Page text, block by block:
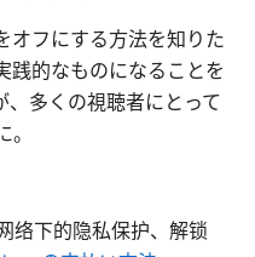
オフにする方法を知りた
践的なものになることを
、多くの視聴者にとって
络下的隐私保护、解锁